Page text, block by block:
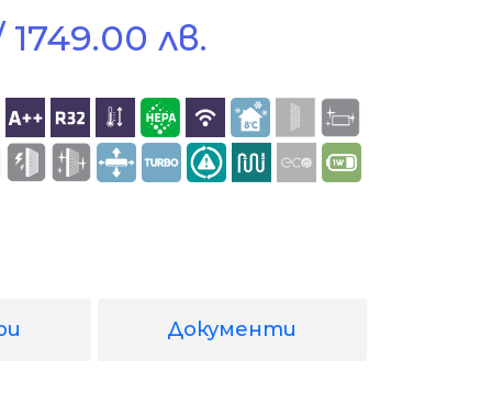
лв.
Документи